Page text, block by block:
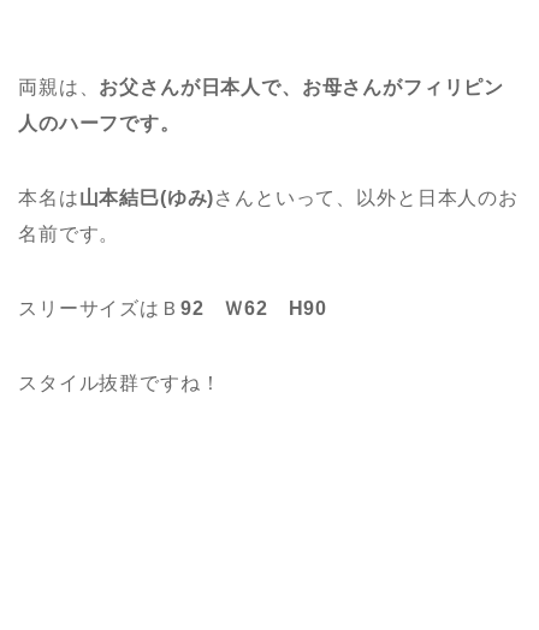
両親は、 お父さんが日本人で、お母さんがフィリピン
人のハーフです。
本名は山本結巳(ゆみ)さんといって、以外と日本人のお
名前です。
スリーサイズはＢ 92 Ｗ62 H90
スタイル抜群ですね！